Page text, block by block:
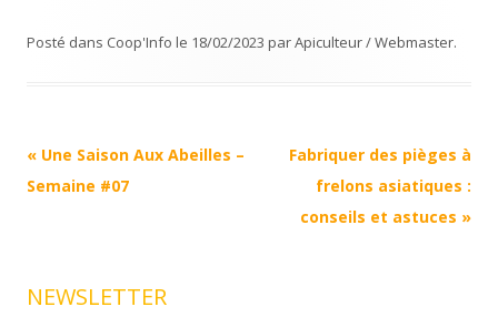
Posté dans Coop'Info le 18/02/2023 parApiculteur / Webmaster.
Navigation
Article
« Une Saison Aux Abeilles –
Semaine #07
Fabriquer des pièges à
frelons asiatiques :
conseils et astuces »
NEWSLETTER